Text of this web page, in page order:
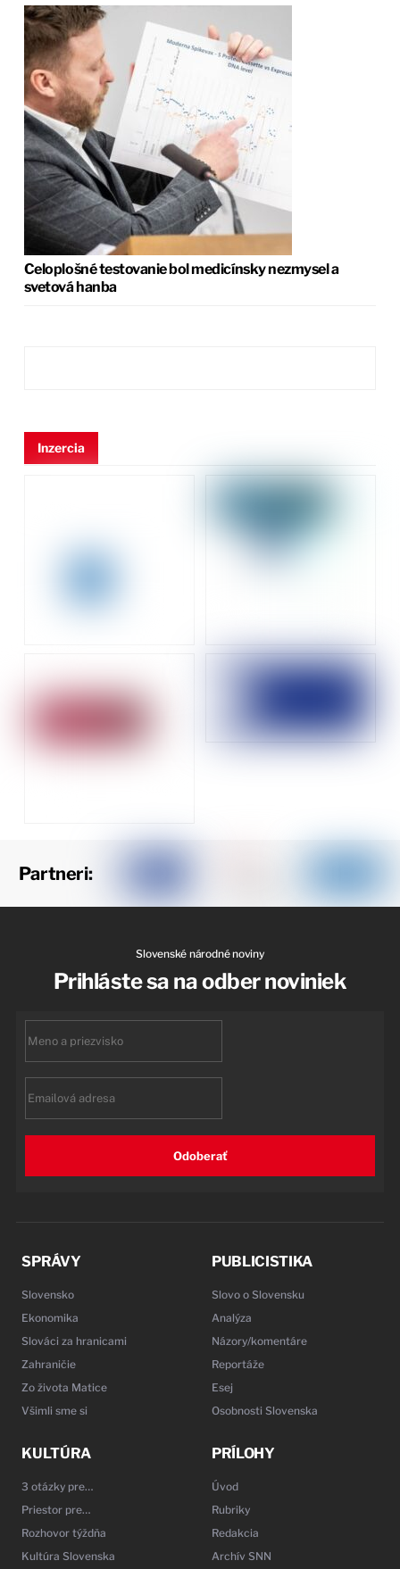
Celoplošné testovanie bol medicínsky nezmysel a
svetová hanba
Inzercia
Partneri:
Slovenské národné noviny
Prihláste sa na odber noviniek
Odoberať
SPRÁVY
Slovensko
Ekonomika
Slováci za hranicami
Zahraničie
Zo života Matice
Všimli sme si
PUBLICISTIKA
Slovo o Slovensku
Analýza
Názory/komentáre
Reportáže
Esej
Osobnosti Slovenska
KULTÚRA
3 otázky pre…
Priestor pre…
Rozhovor týždňa
Kultúra Slovenska
PRÍLOHY
Úvod
Rubriky
Redakcia
Archív SNN